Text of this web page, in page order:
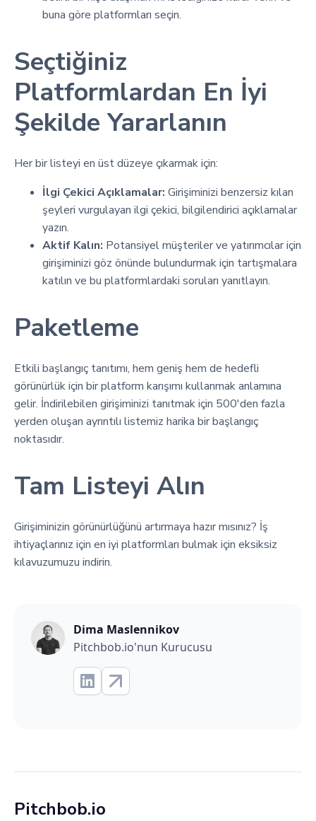
buna göre platformları seçin.
Seçtiğiniz
Platformlardan En İyi
Şekilde Yararlanın
Her bir listeyi en üst düzeye çıkarmak için:
İlgi Çekici Açıklamalar: Girişiminizi benzersiz kılan
şeyleri vurgulayan ilgi çekici, bilgilendirici açıklamalar
yazın.
Aktif Kalın: Potansiyel müşteriler ve yatırımcılar için
girişiminizi göz önünde bulundurmak için tartışmalara
katılın ve bu platformlardaki soruları yanıtlayın.
Paketleme
Etkili başlangıç tanıtımı, hem geniş hem de hedefli
görünürlük için bir platform karışımı kullanmak anlamına
gelir. İndirilebilen girişiminizi tanıtmak için 500'den fazla
yerden oluşan ayrıntılı listemiz harika bir başlangıç
noktasıdır.
Tam Listeyi Alın
Girişiminizin görünürlüğünü artırmaya hazır mısınız? İş
ihtiyaçlarınız için en iyi platformları bulmak için eksiksiz
kılavuzumuzu indirin.
Dima Maslennikov
Pitchbob.io'nun Kurucusu
Pitchbob.io